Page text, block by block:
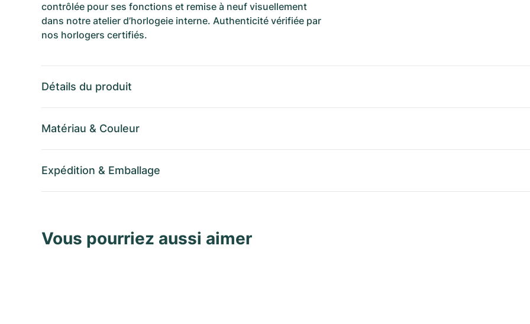
contrôlée pour ses fonctions et remise à neuf visuellement
dans notre atelier d’horlogeie interne. Authenticité vérifiée par
nos horlogers certifiés.
Détails du produit
Matériau & Couleur
Expédition & Emballage
Vous pourriez aussi aimer